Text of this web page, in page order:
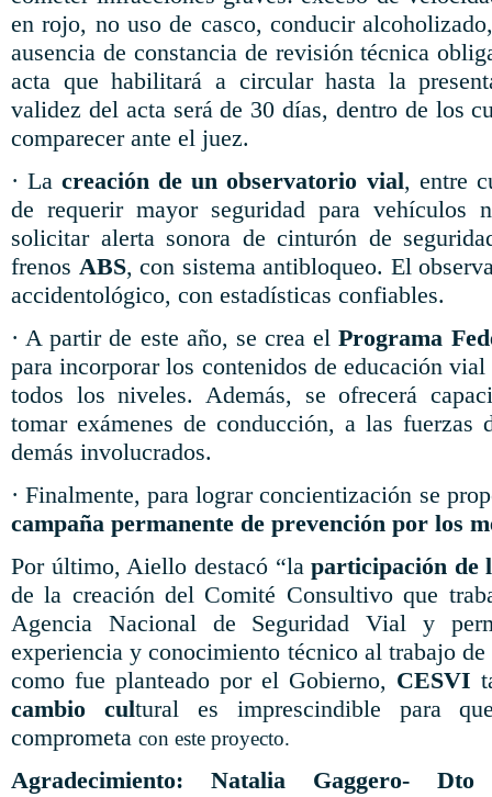
en rojo, no uso de casco, conducir
ausencia de constancia de revisión técnica
acta que habilitará a circular hasta la
validez del acta será de 30 días, dentro de los
comparecer ante el juez.
· Lacreación de un observatorio vial, entre
de requerir mayor seguridad para vehículos
solicitar alerta sonora de cinturón de
frenos ABS, con sistema antibloqueo. El
accidentológico, con estadísticas confiables.
· A partir de este año, se crea elPrograma
para incorporar los contenidos de educación
todos los niveles. Además, se ofrecerá
tomar exámenes de conducción, a las fuerzas
demás involucrados.
· Finalmente, para lograr concientización se
campaña permanente de prevención por los
Por último, Aiello destacó “laparticipación de
de la creación del Comité Consultivo que
Agencia Nacional de Seguridad Vial y
experiencia y conocimiento técnico al trabajo
como fue planteado por el Gobierno, CESVI
cambio cultural es imprescindible para
comprometa con este proyecto.
Agradecimiento: Natalia Gaggero-